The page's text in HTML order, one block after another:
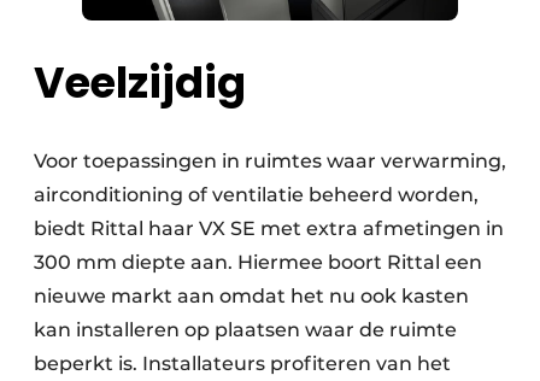
Veelzijdig
Voor toepassingen in ruimtes waar verwarming,
airconditioning of ventilatie beheerd worden,
biedt Rittal haar VX SE met extra afmetingen in
300 mm diepte aan. Hiermee boort Rittal een
nieuwe markt aan omdat het nu ook kasten
kan installeren op plaatsen waar de ruimte
beperkt is. Installateurs profiteren van het